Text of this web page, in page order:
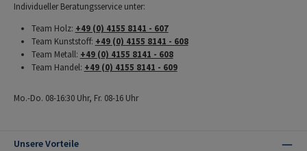
Individueller Beratungsservice unter:
Team Holz: +49 (0) 4155 8141 - 607
Team Kunststoff: +49 (0) 4155 8141 - 608
Team Metall: +49 (0) 4155 8141 - 608
Team Handel: +49 (0) 4155 8141 - 609
Mo.-Do. 08-16:30 Uhr, Fr. 08-16 Uhr
Unsere Vorteile